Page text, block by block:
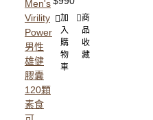
加
入
購
物
車
商
品
收
藏